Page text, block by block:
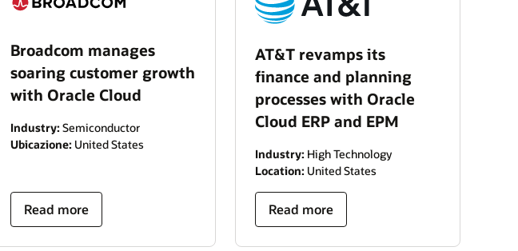
Broadcom manages
soaring customer growth
with Oracle Cloud
Industry: Semiconductor
Ubicazione: United States
Read more
AT&T revamps its
finance and planning
processes with Oracle
Cloud ERP and EPM
Industry: High Technology
Location: United States
Read more